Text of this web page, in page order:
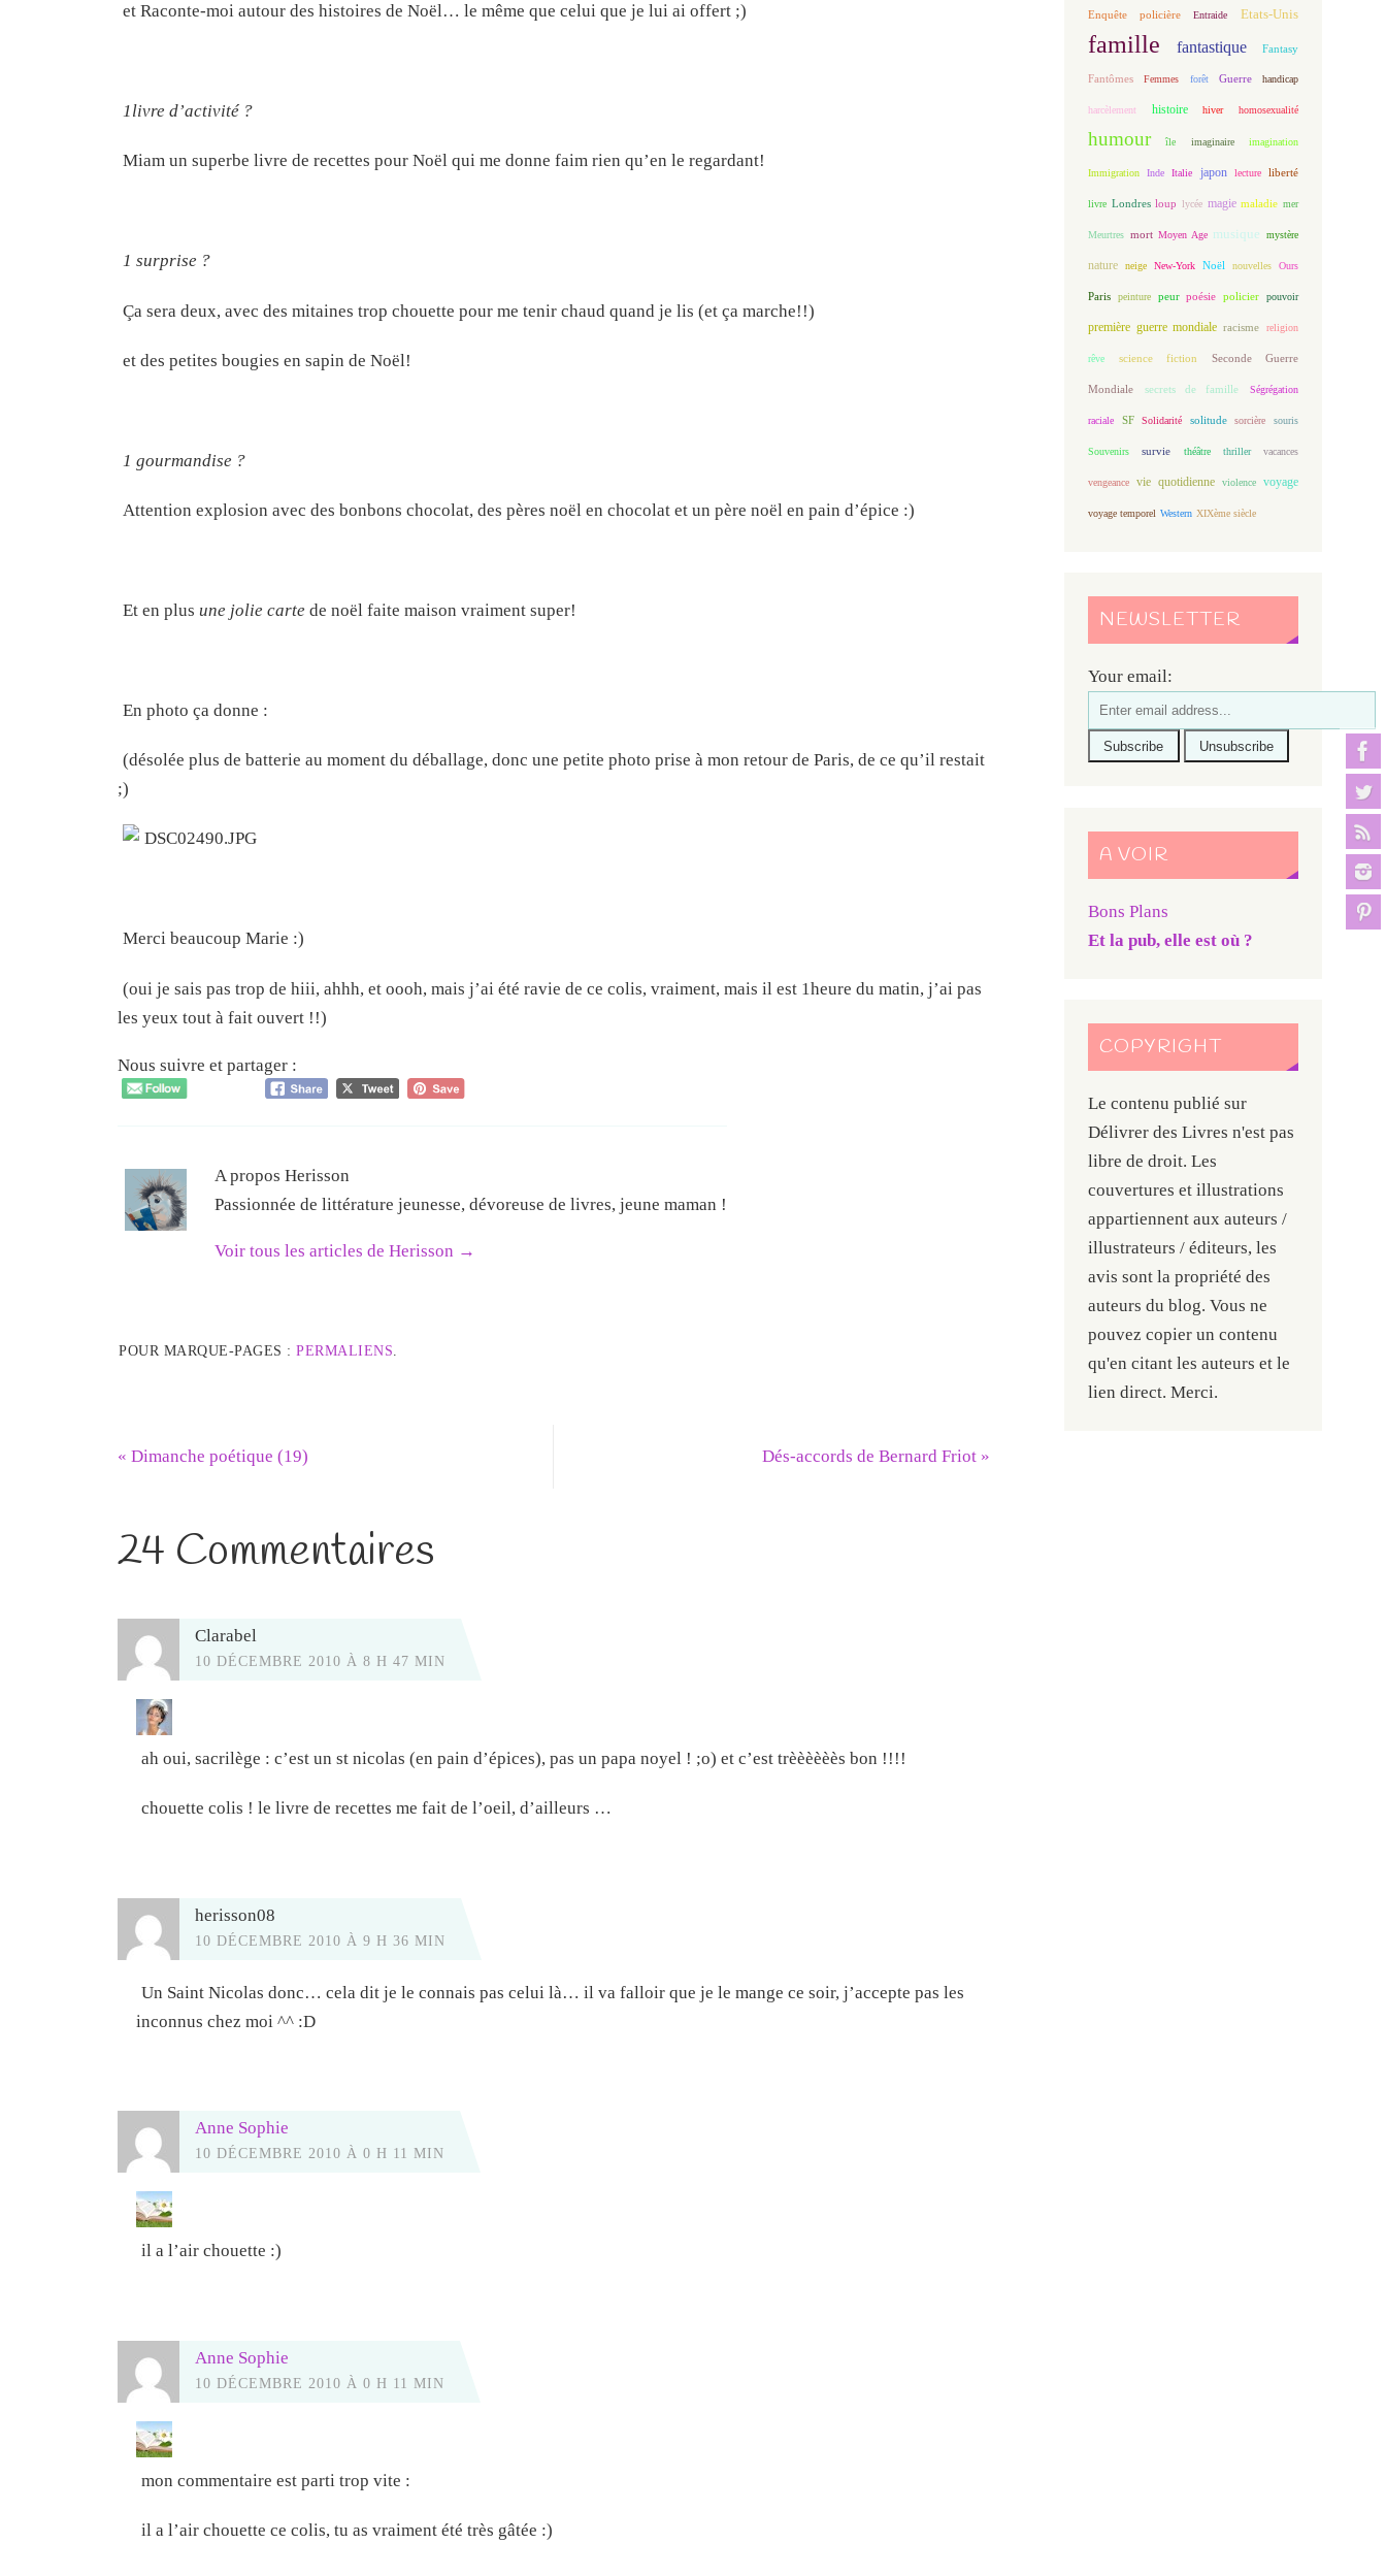
et Raconte-moi autour des histoires de Noël… le même que celui que je lui ai offert ;)
1livre d’activité ?
Miam un superbe livre de recettes pour Noël qui me donne faim rien qu’en le regardant!
1 surprise ?
Ça sera deux, avec des mitaines trop chouette pour me tenir chaud quand je lis (et ça marche!!)
et des petites bougies en sapin de Noël!
1 gourmandise ?
Attention explosion avec des bonbons chocolat, des pères noël en chocolat et un père noël en pain d’épice :)
Et en plus une jolie carte de noël faite maison vraiment super!
En photo ça donne :
(désolée plus de batterie au moment du déballage, donc une petite photo prise à mon retour de Paris, de ce qu’il restait
;)
Merci beaucoup Marie :)
(oui je sais pas trop de hiii, ahhh, et oooh, mais j’ai été ravie de ce colis, vraiment, mais il est 1heure du matin, j’ai pas
les yeux tout à fait ouvert !!)
Nous suivre et partager :
A propos Herisson
Passionnée de littérature jeunesse, dévoreuse de livres, jeune maman !
Voir tous les articles de Herisson →
POUR MARQUE-PAGES : PERMALIENS.
« Dimanche poétique (19) Dés-accords de Bernard Friot »
24 Commentaires
Clarabel
10 DÉCEMBRE 2010 À 8 H 47 MIN
ah oui, sacrilège : c’est un st nicolas (en pain d’épices), pas un papa noyel ! ;o) et c’est trèèèèèès bon !!!!
chouette colis ! le livre de recettes me fait de l’oeil, d’ailleurs …
herisson08
10 DÉCEMBRE 2010 À 9 H 36 MIN
Un Saint Nicolas donc… cela dit je le connais pas celui là… il va falloir que je le mange ce soir, j’accepte pas les
inconnus chez moi ^^ :D
Anne Sophie
10 DÉCEMBRE 2010 À 0 H 11 MIN
il a l’air chouette :)
Anne Sophie
10 DÉCEMBRE 2010 À 0 H 11 MIN
mon commentaire est parti trop vite :
il a l’air chouette ce colis, tu as vraiment été très gâtée :)
Enquête policière Entraide Etats-Unis
famille fantastique Fantasy
Fantômes Femmes forêt Guerre handicap
harcèlement histoire hiver homosexualité
humour île imaginaire imagination
Immigration Inde Italie japon lecture liberté
livre Londres loup lycée magie maladie mer
Meurtres mort Moyen Age musique mystère
nature neige New-York Noël nouvelles Ours
Paris peinture peur poésie policier pouvoir
première guerre mondiale racisme religion
rêve science fiction Seconde Guerre
Mondiale secrets de famille Ségrégation
raciale SF Solidarité solitude sorcière souris
Souvenirs survie théâtre thriller vacances
vengeance vie quotidienne violence voyage
voyage temporel Western XIXème siècle
NEWSLETTER
Your email:
A VOIR
Bons Plans
Et la pub, elle est où ?
COPYRIGHT
Le contenu publié sur
Délivrer des Livres n'est pas
libre de droit. Les
couvertures et illustrations
appartiennent aux auteurs /
illustrateurs / éditeurs, les
avis sont la propriété des
auteurs du blog. Vous ne
pouvez copier un contenu
qu'en citant les auteurs et le
lien direct. Merci.